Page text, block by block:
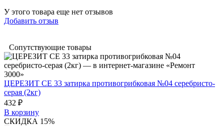
У этого товара еще нет отзывов
Добавить отзыв
Сопутствующие товары
ЦЕРЕЗИТ СЕ 33 затирка противогрибковая №04 серебристо-
серая (2кг)
432 ₽
В корзину
СКИДКА 15%